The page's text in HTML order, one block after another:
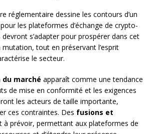
réglementaire dessine les contours d’un
les plateformes d’échange de crypto-
s’adapter pour prospérer dans cet
tout en préservant l’esprit
le secteur.
marché apparaît comme une tendance
de mise en conformité et les exigences
les acteurs de taille importante,
ces contraintes. Des fusions et
à prévoir, permettant aux plateformes de